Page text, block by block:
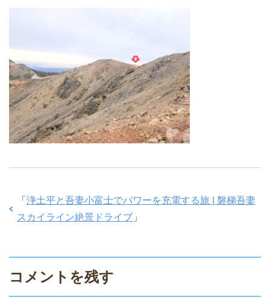
「 浄土平と吾妻小富士でパワーを充電する旅 | 磐梯吾妻
スカイライン絶景ドライブ 」
コメントを残す